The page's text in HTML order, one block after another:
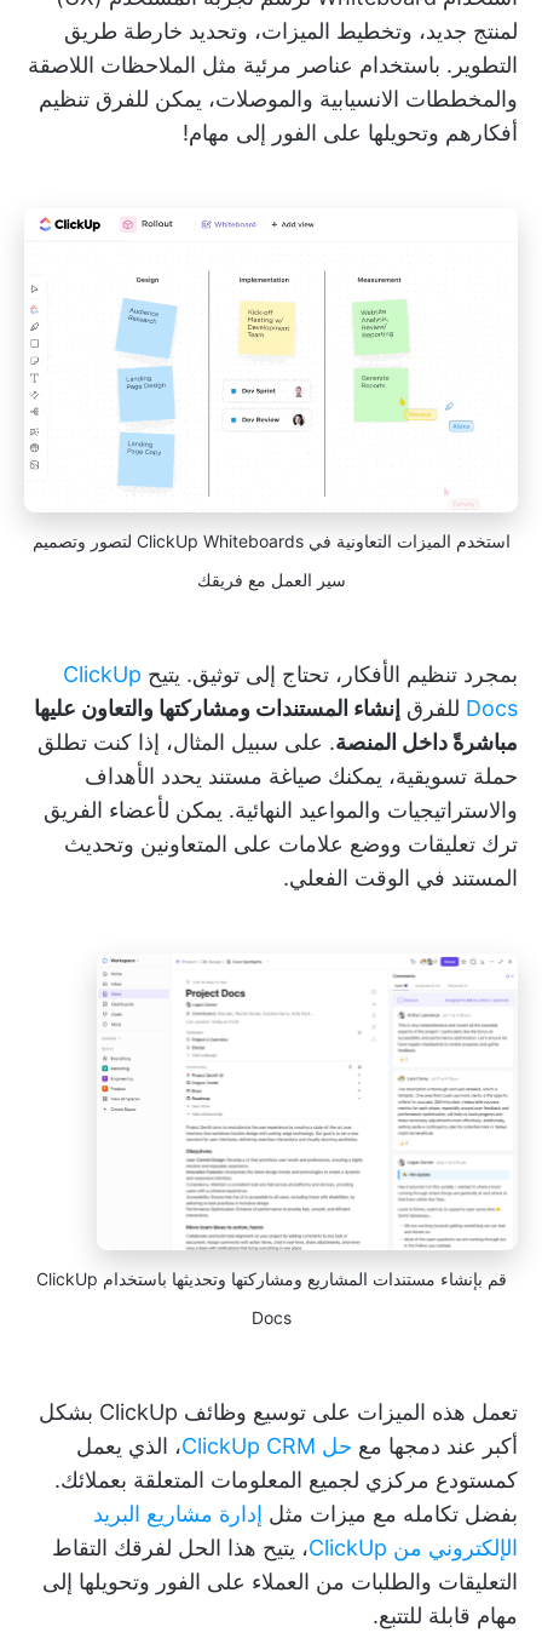
لمنتج جديد، وتخطيط الميزات، وتحديد خارطة طريق
التطوير. باستخدام عناصر مرئية مثل الملاحظات اللاصقة
والمخططات الانسيابية والموصلات، يمكن للفرق تنظيم
أفكارهم وتحويلها على الفور إلى مهام!
استخدم الميزات التعاونية في ClickUp Whiteboards لتصور وتصميم
سير العمل مع فريقك
بمجرد تنظيم الأفكار، تحتاج إلى توثيق. يتيح ClickUp
Docs للفرق إنشاء المستندات ومشاركتها والتعاون عليها
مباشرةً داخل المنصة. على سبيل المثال، إذا كنت تطلق
حملة تسويقية، يمكنك صياغة مستند يحدد الأهداف
والاستراتيجيات والمواعيد النهائية. يمكن لأعضاء الفريق
ترك تعليقات ووضع علامات على المتعاونين وتحديث
المستند في الوقت الفعلي.
قم بإنشاء مستندات المشاريع ومشاركتها وتحديثها باستخدام ClickUp
Docs
تعمل هذه الميزات على توسيع وظائف ClickUp بشكل
أكبر عند دمجها مع حل ClickUp CRM
، الذي يعمل
كمستودع مركزي لجميع المعلومات المتعلقة بعملائك.
بفضل تكامله مع ميزات مثل إدارة مشاريع البريد
الإلكتروني من ClickUp
، يتيح هذا الحل لفرقك التقاط
التعليقات والطلبات من العملاء على الفور وتحويلها إلى
مهام قابلة للتتبع.